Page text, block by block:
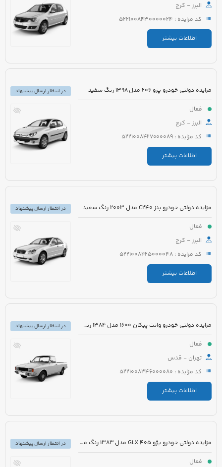
البرز - کرج
کد مزایده : 5221008430000024
اطلاعات بیشتر
مزایده دولتی خودرو پژو 206 مدل 1398 رنگ سفید
فعال
البرز - کرج
کد مزایده : 5221008427000089
اطلاعات بیشتر
در انتظار ارسال پیشنهاد
مزایده دولتی خودرو بنز C240 مدل 2003 رنگ سفید
فعال
البرز - کرج
کد مزایده : 5221008425000048
اطلاعات بیشتر
در انتظار ارسال پیشنهاد
مزایده دولتی خودرو وانت پیکان 1600 مدل 1384 رنگ سفید روغنی
فعال
تهران - قدس
کد مزایده : 5221008346000080
اطلاعات بیشتر
در انتظار ارسال پیشنهاد
مزایده دولتی خودرو پژو 405 GLX مدل 1383 رنگ مشکی متالیک
فعال
در انتظار ارسال پیشنهاد